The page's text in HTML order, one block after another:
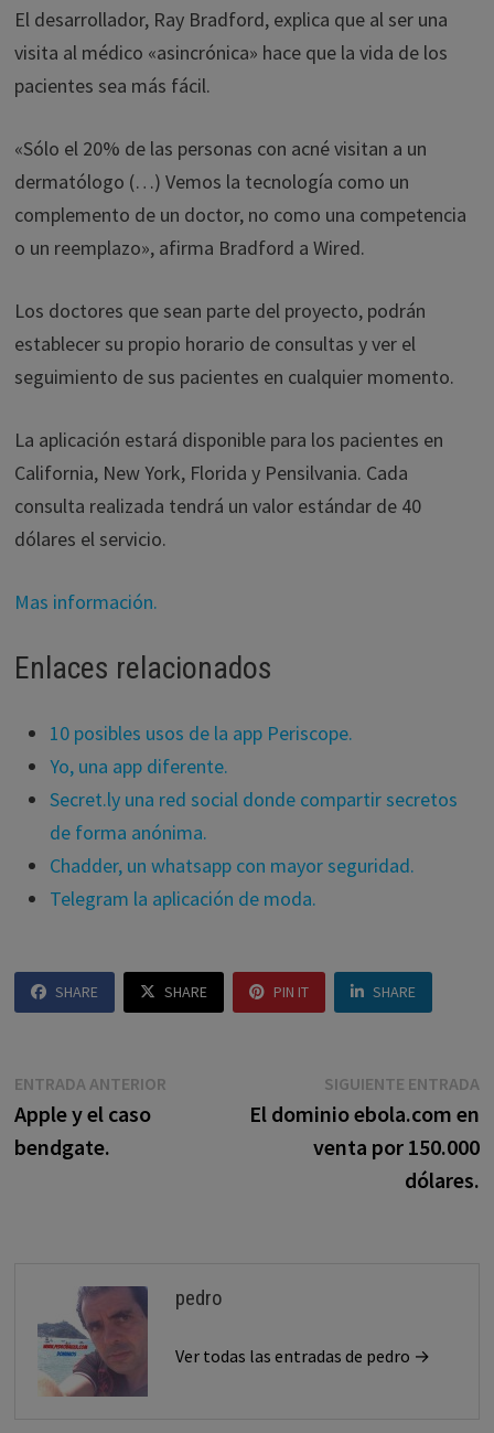
El desarrollador, Ray Bradford, explica que al ser una
visita al médico «asincrónica» hace que la vida de los
pacientes sea más fácil.
«Sólo el 20% de las personas con acné visitan a un
dermatólogo (…) Vemos la tecnología como un
complemento de un doctor, no como una competencia
o un reemplazo», afirma Bradford a Wired.
Los doctores que sean parte del proyecto, podrán
establecer su propio horario de consultas y ver el
seguimiento de sus pacientes en cualquier momento.
La aplicación estará disponible para los pacientes en
California, New York, Florida y Pensilvania. Cada
consulta realizada tendrá un valor estándar de 40
dólares el servicio.
Mas información.
Enlaces relacionados
10 posibles usos de la app Periscope.
Yo, una app diferente.
Secret.ly una red social donde compartir secretos
de forma anónima.
Chadder, un whatsapp con mayor seguridad.
Telegram la aplicación de moda.
SHARE SHARE PIN IT SHARE
Navegación
de
entradas
ENTRADA ANTERIOREntrada
Apple y el caso
bendgate.
SIGUIENTE ENTRADA
El dominio ebola.com en
venta por 150.000
dólares.
pedro
Ver todas las entradas de pedro →